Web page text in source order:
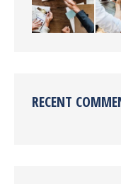
RECENT